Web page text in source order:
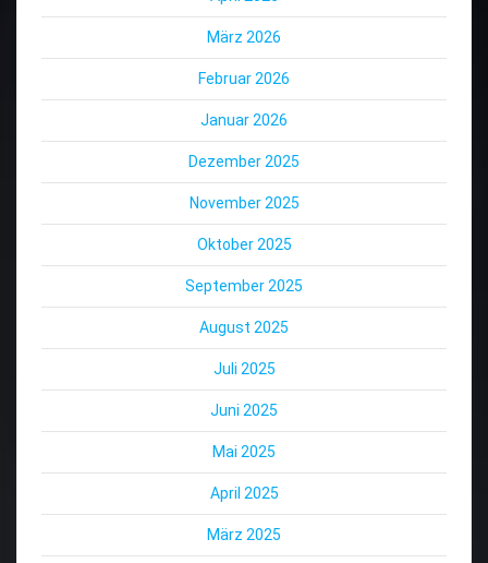
März 2026
Februar 2026
Januar 2026
Dezember 2025
November 2025
Oktober 2025
September 2025
August 2025
Juli 2025
Juni 2025
Mai 2025
April 2025
März 2025